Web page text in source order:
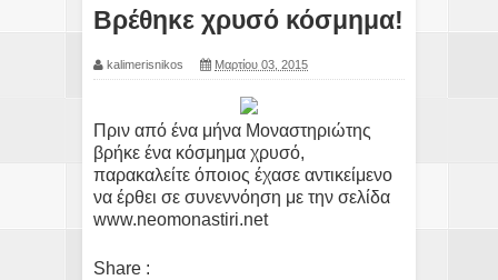
Βρέθηκε χρυσό κόσμημα!
kalimerisnikos Μαρτίου 03, 2015
Πριν από ένα μήνα Μοναστηριώτης
βρήκε ένα κόσμημα χρυσό,
παρακαλείτε όποιος έχασε αντικείμενο
να έρθει σε συνεννόηση με την σελίδα
www.neomonastiri.net
Share :